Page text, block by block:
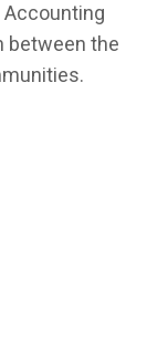
between the